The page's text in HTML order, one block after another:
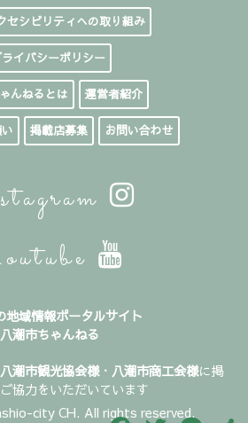
セシビリティへの取り組み
イバシーポリシー
んねるとは 運営者紹介
掲載店募集 お問い合わせ
地域情報ポータルサイト
八潮市ちゃんねる
八潮市観光協会様・ 八潮市商工会様に掲
協力をいただいています
city CH. All rights reserved.